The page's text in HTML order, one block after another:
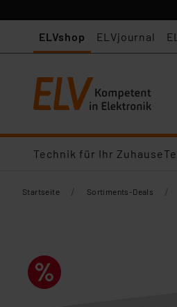
ELVshop ELVjournal
Technik für Ihr Zuhause
Startseite / Sortiments-Deals /